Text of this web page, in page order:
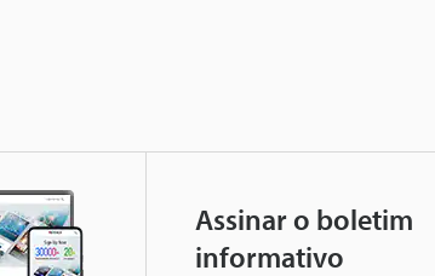
Assinar o boletim
informativo